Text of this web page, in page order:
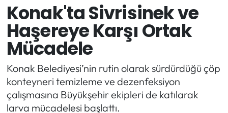
Konak'ta Sivrisinek ve
Haşereye Karşı Ortak
Mücadele
Konak Belediyesi’nin rutin olarak sürdürdüğü çöp
konteyneri temizleme ve dezenfeksiyon
çalışmasına Büyükşehir ekipleri de katılarak
larva mücadelesi başlattı.